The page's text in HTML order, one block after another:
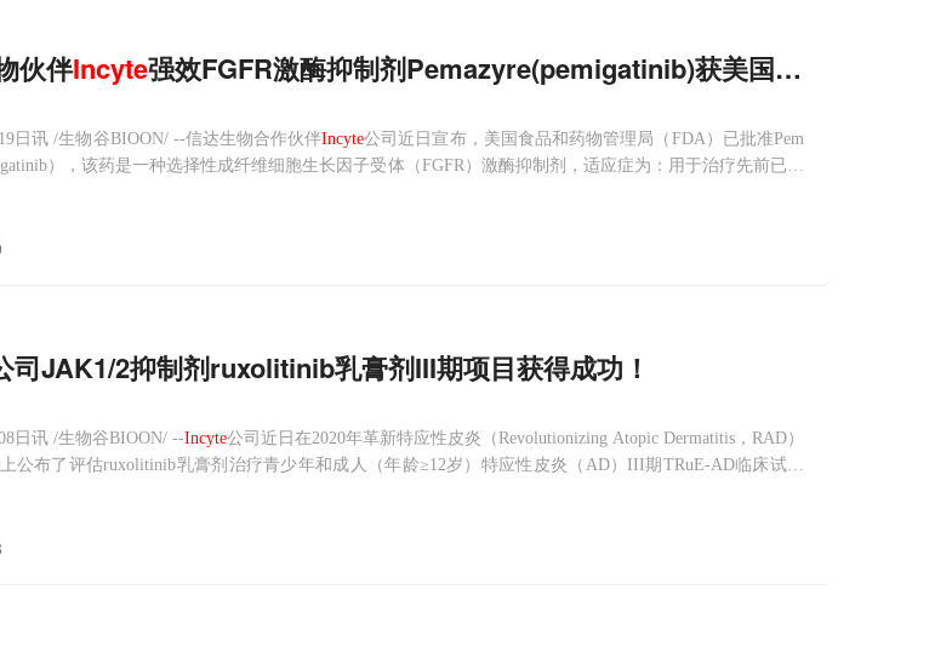
伙伴Incyte强效FGFR激酶抑制剂Pemazyre(pemigatinib)获美国FDA批准!
日讯 /生物谷BIOON/ --信达生物合作伙伴Incyte公司近日宣布，美国食品和药物管理局（FDA）已批准Pem
），该药是一种选择性成纤维细胞生长因子受体（FGFR）激酶抑制剂，适应症为：用于治疗先前已接
司JAK1/2抑制剂ruxolitinib乳膏剂III期项目获得成功！
日讯 /生物谷BIOON/ --Incyte公司近日在2020年革新特应性皮炎（Revolutionizing Atopic Dermatitis，RAD）
公布了评估ruxolitinib乳膏剂治疗青少年和成人（年龄≥12岁）特应性皮炎（AD）III期TRuE-AD临床试验